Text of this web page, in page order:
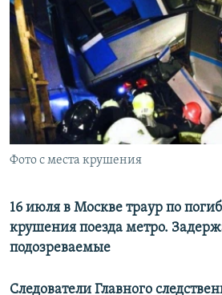
РАСПИСАНИЕ ВЕЩАНИЯ
ПОДПИШИТЕСЬ НА РАССЫЛКУ
СОЦИАЛЬНЫЕ СЕТИ
Все сайты РСЕ/РС
Фото с места крушения
16 июля в Москве траур по
крушения поезда метро.
подозреваемые
Следователи Главного